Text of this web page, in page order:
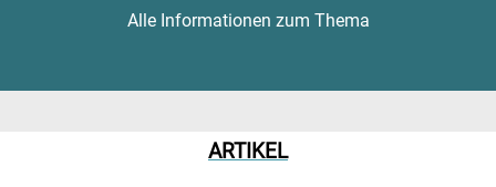
Alle Informationen zum Thema
ARTIKEL